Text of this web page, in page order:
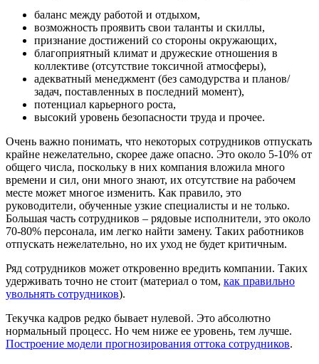
баланс между работой и отдыхом,
возможность проявить свои таланты и скиллы,
признание достижений со стороны окружающих,
благоприятный климат и дружеские отношения в
коллективе (отсутствие токсичной атмосферы),
адекватный менеджмент (без самодурства и планов/
задач, поставленных в последний момент),
потенциал карьерного роста,
высокий уровень безопасности труда и прочее.
Очень важно понимать, что некоторых сотрудников отпускать
крайне нежелательно, скорее даже опасно. Это около 5-10% от
общего числа, поскольку в них компания вложила много
времени и сил, они много знают, их отсутствие на рабочем
месте может многое изменить. Как правило, это
руководители, обученные узкие специалисты и не только.
Большая часть сотрудников – рядовые исполнители, это около
70-80% персонала, им легко найти замену. Таких работников
отпускать нежелательно, но их уход не будет критичным.
Ряд сотрудников может откровенно вредить компании. Таких
удерживать точно не стоит (материал о том, как правильно
увольнять сотрудников).
Текучка кадров редко бывает нулевой. Это абсолютно
нормальный процесс. Но чем ниже ее уровень, тем лучше.
Построение модели прогнозирования оттока сотрудников.